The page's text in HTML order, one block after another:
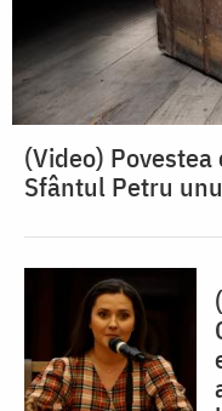
(Video)
Sfântul Petru